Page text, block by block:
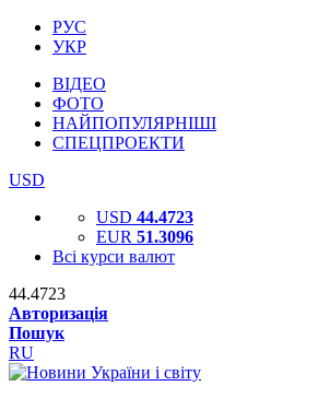
РУС
УКР
ВІДЕО
ФОТО
НАЙПОПУЛЯРНІШІ
СПЕЦПРОЕКТИ
USD
USD 44.4723
EUR 51.3096
Всі курси валют
44.4723
Авторизація
Пошук
RU